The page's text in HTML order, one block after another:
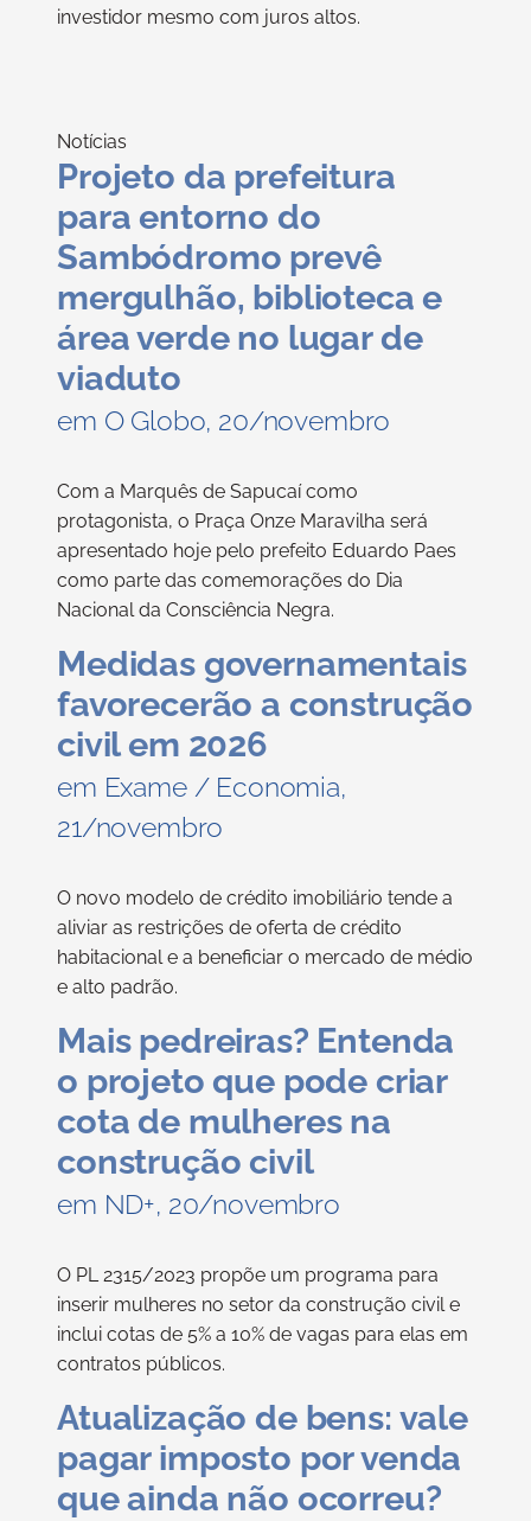
investidor mesmo com juros altos.
Notícias
Projeto da prefeitura
para entorno do
Sambódromo prevê
mergulhão, biblioteca e
área verde no lugar de
viaduto
em O Globo, 20/novembro
Com a Marquês de Sapucaí como
protagonista, o Praça Onze Maravilha será
apresentado hoje pelo prefeito Eduardo Paes
como parte das comemorações do Dia
Nacional da Consciência Negra.
Medidas governamentais
favorecerão a construção
civil em 2026
em Exame / Economia,
21/novembro
O novo modelo de crédito imobiliário tende a
aliviar as restrições de oferta de crédito
habitacional e a beneficiar o mercado de médio
e alto padrão.
Mais pedreiras? Entenda
o projeto que pode criar
cota de mulheres na
construção civil
em ND+, 20/novembro
O PL 2315/2023 propõe um programa para
inserir mulheres no setor da construção civil e
inclui cotas de 5% a 10% de vagas para elas em
contratos públicos.
Atualização de bens: vale
pagar imposto por venda
que ainda não ocorreu?